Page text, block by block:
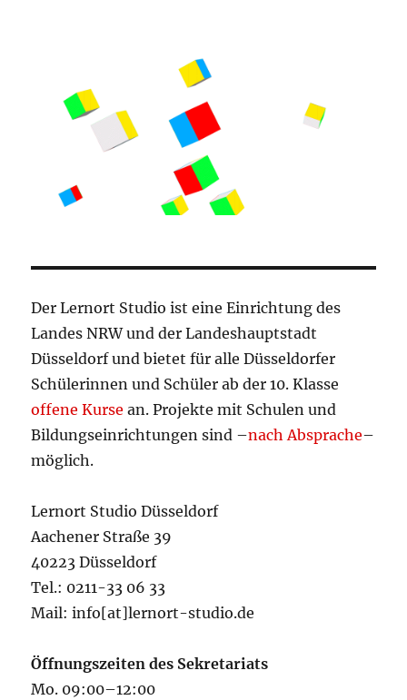
Der Lernort Studio ist eine Einrichtung des
Landes NRW und der Landeshauptstadt
Düsseldorf und bietet für alle Düsseldorfer
Schülerinnen und Schüler ab der 10. Klasse
offene Kurse an. Projekte mit Schulen und
Bildungseinrichtungen sind –nach Absprache–
möglich.
Lernort Studio Düsseldorf
Aachener Straße 39
40223 Düsseldorf
Tel.: 0211-33 06 33
Mail: info[at]lernort-studio.de
Öffnungszeiten des Sekretariats
Mo. 09:00–12:00